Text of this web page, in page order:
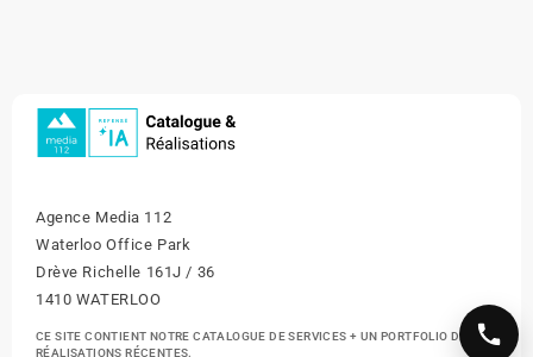
Agence Media 112
Waterloo Office Park
Drève Richelle 161J / 36
1410 WATERLOO
CE SITE CONTIENT NOTRE CATALOGUE DE SERVICES + UN PORTFOLIO DE NOS
RÉALISATIONS RÉCENTES.